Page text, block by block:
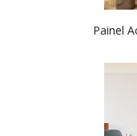
Painel